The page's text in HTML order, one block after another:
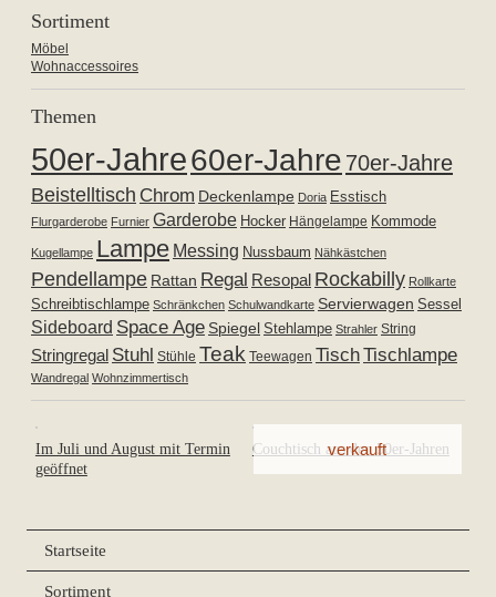
Sortiment
Möbel
Wohnaccessoires
Themen
50er-Jahre60er-Jahre 70er-Jahre
Beistelltisch Chrom Deckenlampe Doria Esstisch
Flurgarderobe Furnier Garderobe Hocker Hängelampe Kommode
Kugellampe Lampe Messing Nussbaum Nähkästchen
Pendellampe Rattan Regal Resopal Rockabilly Rollkarte
Schreibtischlampe Schränkchen Schulwandkarte Servierwagen Sessel
Sideboard Space Age Spiegel Stehlampe Strahler String
Stringregal Stuhl Stühle Teak Teewagen TischTischlampe
Wandregal Wohnzimmertisch
Im Juli und August mit Termin
geöffnet
Couchtisch aus den 50er-Jahren
Startseite
Sortiment